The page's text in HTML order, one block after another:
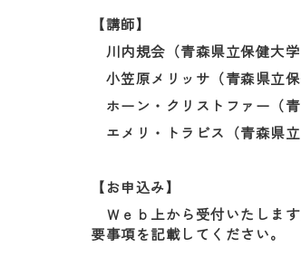
【講師】
川内規会（青森県立保健大学
小笠原メリッサ（青森県立保
ホーン・クリストファー（青
エメリ・トラビス（青森県立
【お申込み】
Ｗｅｂ上から受付いたしま
要事項を記載してください。